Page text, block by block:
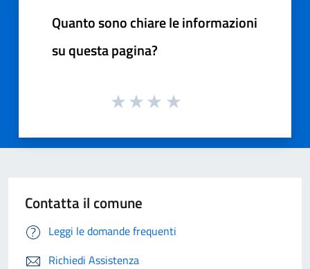
Quanto sono chiare le informazioni
su questa pagina?
Contatta il comune
Leggi le domande frequenti
Richiedi Assistenza